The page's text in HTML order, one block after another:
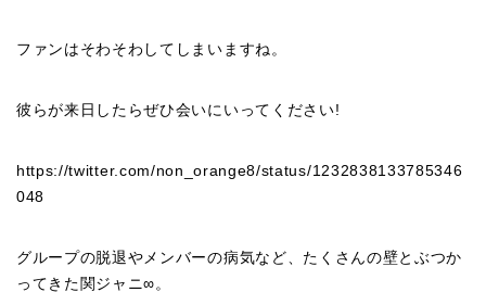
ファンはそわそわしてしまいますね。
彼らが来日したらぜひ会いにいってください!
https://twitter.com/non_orange8/status/1232838133785346
048
グループの脱退やメンバーの病気など、たくさんの壁とぶつか
ってきた関ジャニ∞。